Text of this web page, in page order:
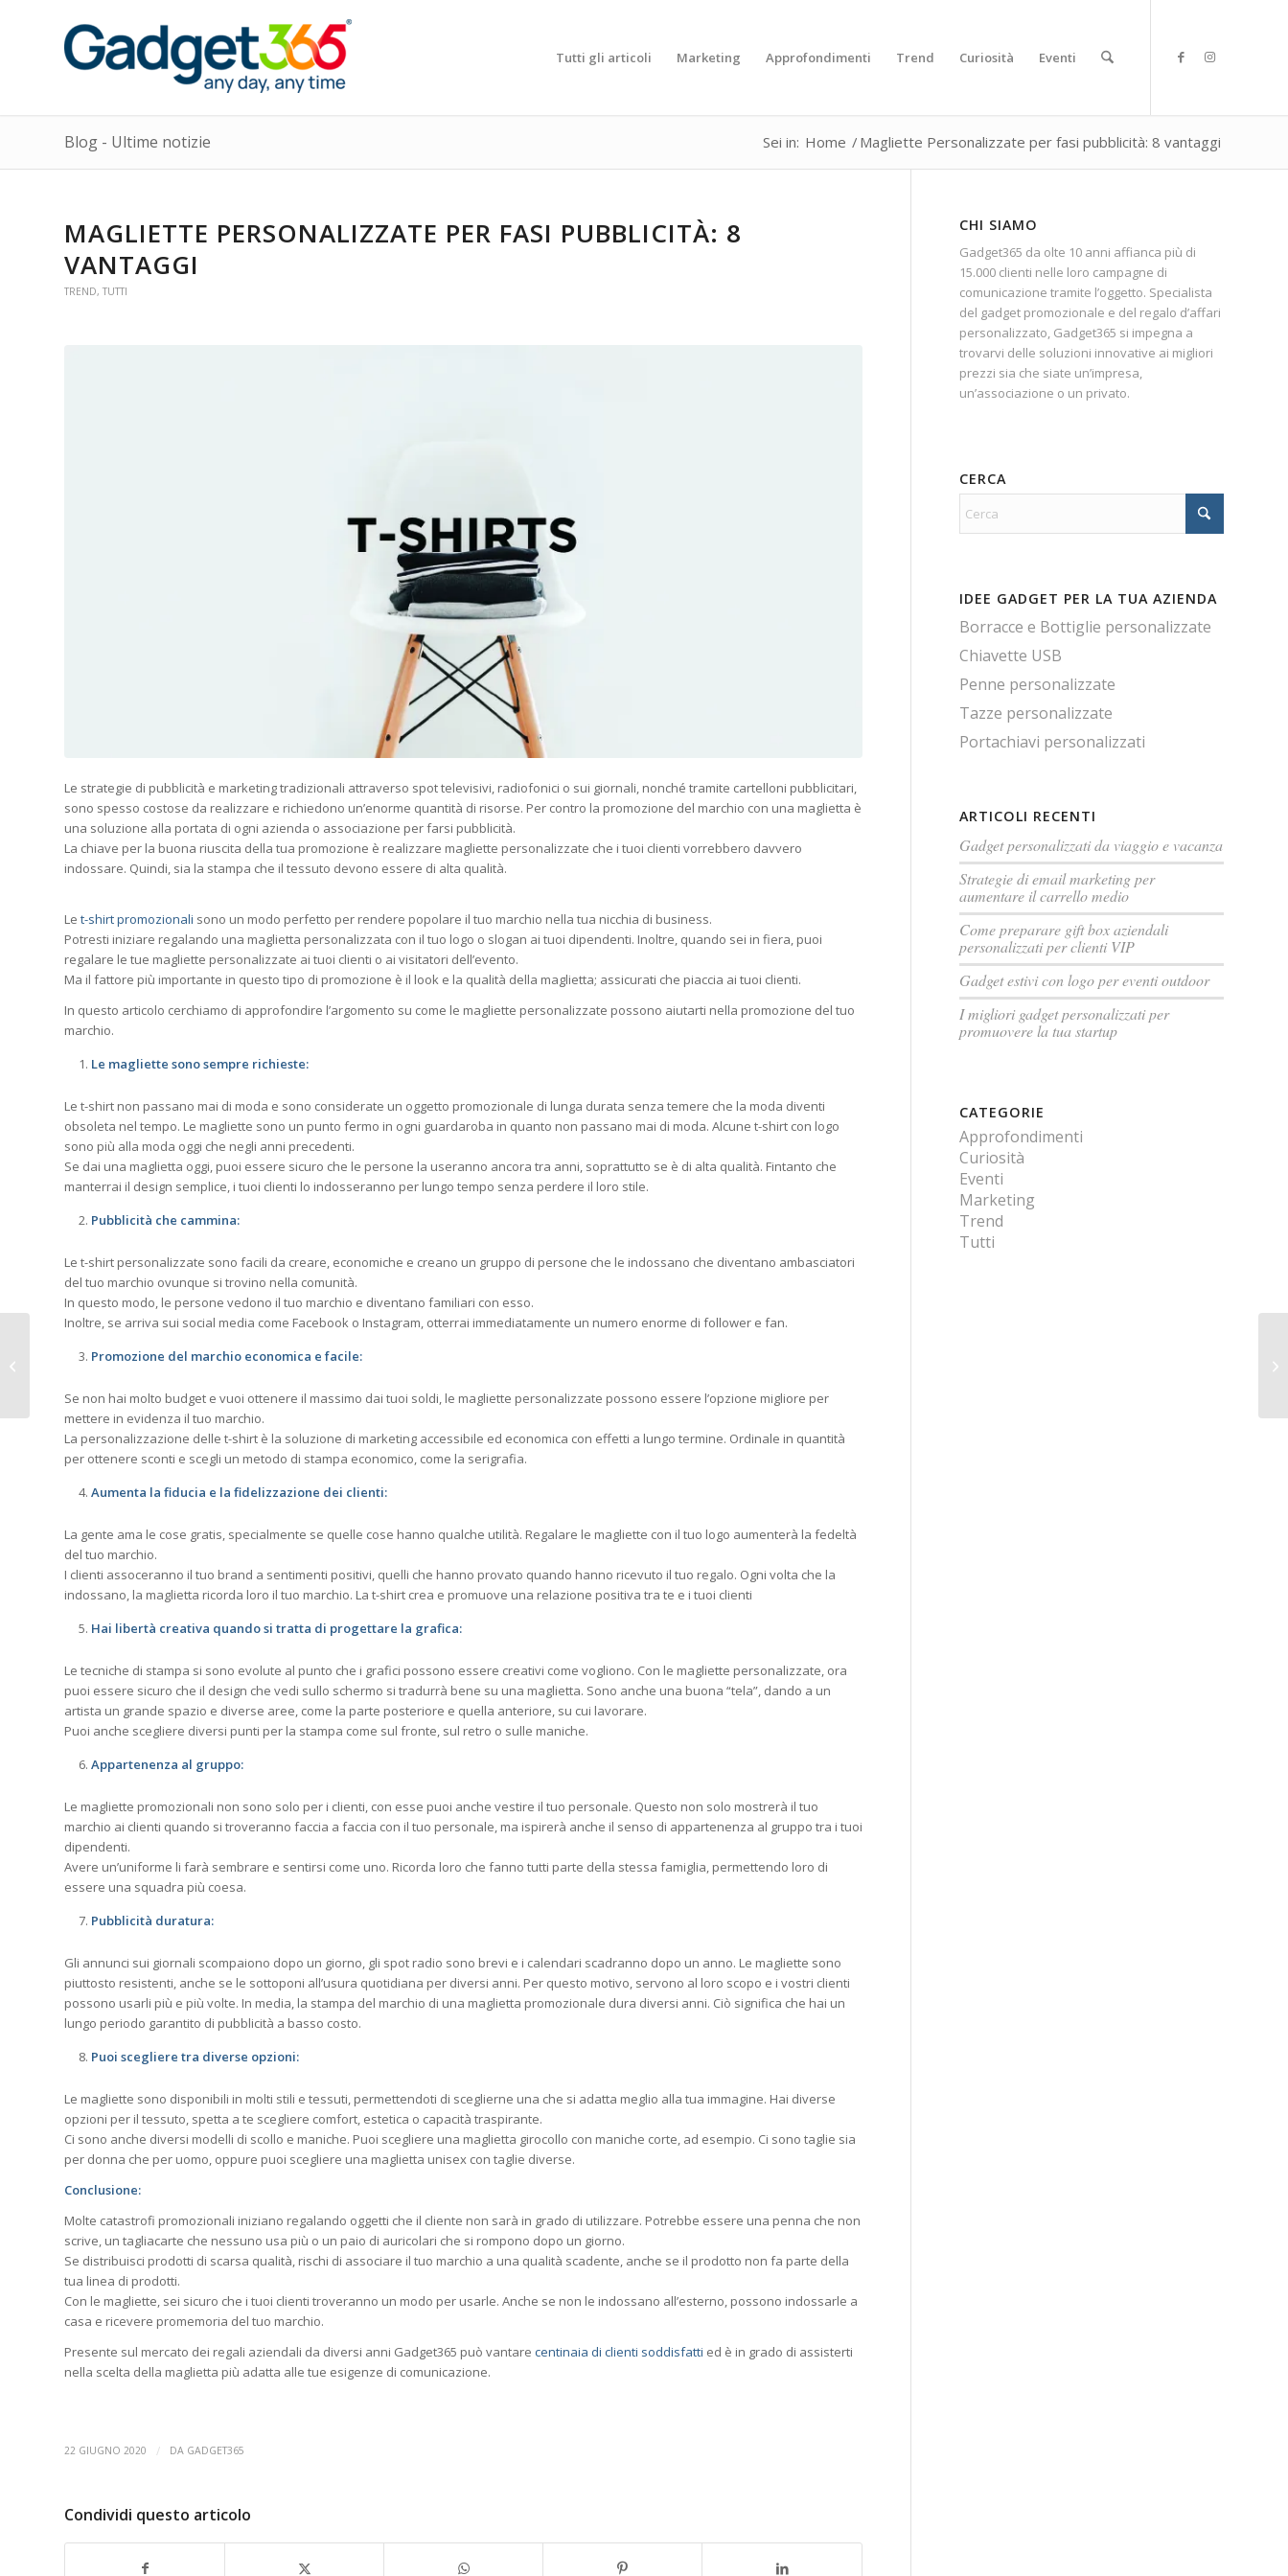
Tutti gli articoli Marketing Approfondimenti Trend Curiosità Eventi
Blog - Ultime notizie Sei in: Home / Magliette Personalizzate per fasi pubblicità: 8 vantaggi
MAGLIETTE PERSONALIZZATE PER FASI PUBBLICITÀ: 8
VANTAGGI
TREND, TUTTI
Le strategie di pubblicità e marketing tradizionali attraverso spot televisivi, radiofonici o sui giornali, nonché tramite cartelloni pubblicitari,
sono spesso costose da realizzare e richiedono un’enorme quantità di risorse. Per contro la promozione del marchio con una maglietta è
una soluzione alla portata di ogni azienda o associazione per farsi pubblicità.
La chiave per la buona riuscita della tua promozione è realizzare magliette personalizzate che i tuoi clienti vorrebbero davvero
indossare. Quindi, sia la stampa che il tessuto devono essere di alta qualità.
Le t-shirt promozionali sono un modo perfetto per rendere popolare il tuo marchio nella tua nicchia di business.
Potresti iniziare regalando una maglietta personalizzata con il tuo logo o slogan ai tuoi dipendenti. Inoltre, quando sei in fiera, puoi
regalare le tue magliette personalizzate ai tuoi clienti o ai visitatori dell’evento.
Ma il fattore più importante in questo tipo di promozione è il look e la qualità della maglietta; assicurati che piaccia ai tuoi clienti.
In questo articolo cerchiamo di approfondire l’argomento su come le magliette personalizzate possono aiutarti nella promozione del tuo
marchio.
Le magliette sono sempre richieste:
Le t-shirt non passano mai di moda e sono considerate un oggetto promozionale di lunga durata senza temere che la moda diventi
obsoleta nel tempo. Le magliette sono un punto fermo in ogni guardaroba in quanto non passano mai di moda. Alcune t-shirt con logo
sono più alla moda oggi che negli anni precedenti.
Se dai una maglietta oggi, puoi essere sicuro che le persone la useranno ancora tra anni, soprattutto se è di alta qualità. Fintanto che
manterrai il design semplice, i tuoi clienti lo indosseranno per lungo tempo senza perdere il loro stile.
Pubblicità che cammina:
Le t-shirt personalizzate sono facili da creare, economiche e creano un gruppo di persone che le indossano che diventano ambasciatori
del tuo marchio ovunque si trovino nella comunità.
In questo modo, le persone vedono il tuo marchio e diventano familiari con esso.
Inoltre, se arriva sui social media come Facebook o Instagram, otterrai immediatamente un numero enorme di follower e fan.
Promozione del marchio economica e facile:
Se non hai molto budget e vuoi ottenere il massimo dai tuoi soldi, le magliette personalizzate possono essere l’opzione migliore per
mettere in evidenza il tuo marchio.
La personalizzazione delle t-shirt è la soluzione di marketing accessibile ed economica con effetti a lungo termine. Ordinale in quantità
per ottenere sconti e scegli un metodo di stampa economico, come la serigrafia.
Aumenta la fiducia e la fidelizzazione dei clienti:
La gente ama le cose gratis, specialmente se quelle cose hanno qualche utilità. Regalare le magliette con il tuo logo aumenterà la fedeltà
del tuo marchio.
I clienti assoceranno il tuo brand a sentimenti positivi, quelli che hanno provato quando hanno ricevuto il tuo regalo. Ogni volta che la
indossano, la maglietta ricorda loro il tuo marchio. La t-shirt crea e promuove una relazione positiva tra te e i tuoi clienti
Hai libertà creativa quando si tratta di progettare la grafica:
Le tecniche di stampa si sono evolute al punto che i grafici possono essere creativi come vogliono. Con le magliette personalizzate, ora
puoi essere sicuro che il design che vedi sullo schermo si tradurrà bene su una maglietta. Sono anche una buona “tela”, dando a un
artista un grande spazio e diverse aree, come la parte posteriore e quella anteriore, su cui lavorare.
Puoi anche scegliere diversi punti per la stampa come sul fronte, sul retro o sulle maniche.
Appartenenza al gruppo:
Le magliette promozionali non sono solo per i clienti, con esse puoi anche vestire il tuo personale. Questo non solo mostrerà il tuo
marchio ai clienti quando si troveranno faccia a faccia con il tuo personale, ma ispirerà anche il senso di appartenenza al gruppo tra i tuoi
dipendenti.
Avere un’uniforme li farà sembrare e sentirsi come uno. Ricorda loro che fanno tutti parte della stessa famiglia, permettendo loro di
essere una squadra più coesa.
Pubblicità duratura:
Gli annunci sui giornali scompaiono dopo un giorno, gli spot radio sono brevi e i calendari scadranno dopo un anno. Le magliette sono
piuttosto resistenti, anche se le sottoponi all’usura quotidiana per diversi anni. Per questo motivo, servono al loro scopo e i vostri clienti
possono usarli più e più volte. In media, la stampa del marchio di una maglietta promozionale dura diversi anni. Ciò significa che hai un
lungo periodo garantito di pubblicità a basso costo.
Puoi scegliere tra diverse opzioni:
Le magliette sono disponibili in molti stili e tessuti, permettendoti di sceglierne una che si adatta meglio alla tua immagine. Hai diverse
opzioni per il tessuto, spetta a te scegliere comfort, estetica o capacità traspirante.
Ci sono anche diversi modelli di scollo e maniche. Puoi scegliere una maglietta girocollo con maniche corte, ad esempio. Ci sono taglie sia
per donna che per uomo, oppure puoi scegliere una maglietta unisex con taglie diverse.
Conclusione:
Molte catastrofi promozionali iniziano regalando oggetti che il cliente non sarà in grado di utilizzare. Potrebbe essere una penna che non
scrive, un tagliacarte che nessuno usa più o un paio di auricolari che si rompono dopo un giorno.
Se distribuisci prodotti di scarsa qualità, rischi di associare il tuo marchio a una qualità scadente, anche se il prodotto non fa parte della
tua linea di prodotti.
Con le magliette, sei sicuro che i tuoi clienti troveranno un modo per usarle. Anche se non le indossano all’esterno, possono indossarle a
casa e ricevere promemoria del tuo marchio.
Presente sul mercato dei regali aziendali da diversi anni Gadget365 può vantare centinaia di clienti soddisfatti ed è in grado di assisterti
nella scelta della maglietta più adatta alle tue esigenze di comunicazione.
22 GIUGNO 2020 / DA GADGET365
Condividi questo articolo
CHI SIAMO
Gadget365 da olte 10 anni affianca più di
15.000 clienti nelle loro campagne di
comunicazione tramite l’oggetto. Specialista
del gadget promozionale e del regalo d’affari
personalizzato, Gadget365 si impegna a
trovarvi delle soluzioni innovative ai migliori
prezzi sia che siate un’impresa,
un’associazione o un privato.
CERCA
IDEE GADGET PER LA TUA AZIENDA
Borracce e Bottiglie personalizzate
Chiavette USB
Penne personalizzate
Tazze personalizzate
Portachiavi personalizzati
ARTICOLI RECENTI
Gadget personalizzati da viaggio e vacanza
Strategie di email marketing per
aumentare il carrello medio
Come preparare gift box aziendali
personalizzati per clienti VIP
Gadget estivi con logo per eventi outdoor
I migliori gadget personalizzati per
promuovere la tua startup
CATEGORIE
Approfondimenti
Curiosità
Eventi
Marketing
Trend
Tutti
ringraziamento fa
perché “grazie” conta